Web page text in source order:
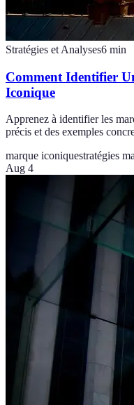
Stratégies et Analyses6 min
Comment Identifier
Iconique
Apprenez à identifier les
précis et des exemples
marque iconiquestratégies
Aug 4